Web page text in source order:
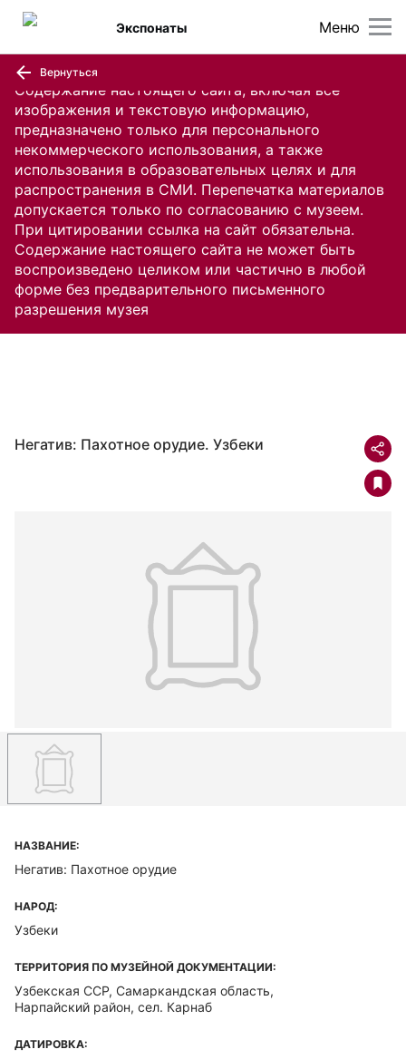
Содержание настоящего сайта, включая все
изображения и текстовую информацию,
предназначено только для персонального
некоммерческого использования, а также
использования в образовательных целях и для
распространения в СМИ. Перепечатка материалов
допускается только по согласованию с музеем.
При цитировании ссылка на сайт обязательна.
Содержание настоящего сайта не может быть
воспроизведено целиком или частично в любой
форме без предварительного письменного
разрешения музея
Меню
Экспонаты
Вернуться
Негатив: Пахотное орудие. Узбеки
НАЗВАНИЕ:
Негатив: Пахотное орудие
НАРОД:
Узбеки
ТЕРРИТОРИЯ ПО МУЗЕЙНОЙ ДОКУМЕНТАЦИИ:
Узбекская ССР, Самаркандская область,
Нарпайский район, сел. Карнаб
ДАТИРОВКА: